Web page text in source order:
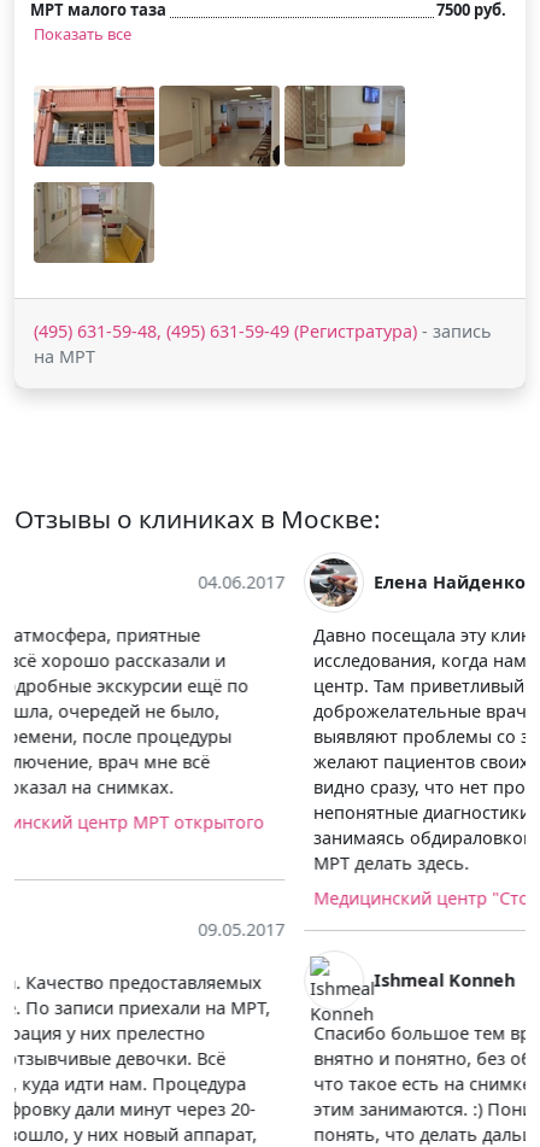
МРТ малого таза
7500 руб.
Показать все
(495) 631-59-48, (495) 631-59-49 (Регистратура) - запись
на МРТ
Отзывы о клиниках в Москве:
Елена Найденко 09.05.2017
Давно посещала эту клинику, любые анализы и
исследования, когда нам нужно сдать, то ходим в этот
центр. Там приветливый персонал,
доброжелательные врачи, которые действительно
выявляют проблемы со здоровьем, если они есть и
желают пациентов своих вылечить. А не так, когда
видно сразу, что нет проблем, а врачи направляют на
непонятные диагностики, стоящие много денег,
занимаясь обдираловкой. Тут всё отлично, советую
Медицинский центр "Столица" на Юго-Западной
Ishmeal Konneh 14.06.2017
Спасибо большое тем врачам, которые нормально,
внятно и понятно, без обилия терминов объясняют,
что такое есть на снимке и что с этим делать. Не все
этим занимаются. :) Понимание успокаивает и дает
понять, что делать дальше.